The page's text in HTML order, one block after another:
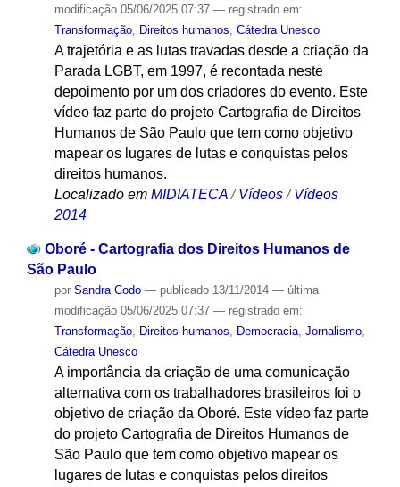
modificação05/06/2025 07:37 — registrado em:
Transformação, Direitos humanos Cátedra Unesco
A trajetória e as lutas travadas desde a criação da
Parada LGBT, em 1997, é recontada neste
depoimento por um dos criadores do evento. Este
vídeo faz parte do projeto Cartografia de Direitos
Humanos de São Paulo que tem como objetivo
mapear os lugares de lutas e conquistas pelos
direitos humanos.
Localizado em MIDIATECA /Vídeos /Vídeos
2014
Oboré - Cartografia dos Direitos Humanos de
São Paulo
por Sandra Codo — publicado13/11/2014 — última
modificação05/06/2025 07:37 — registrado em:
Transformação, Direitos humanos, Democracia, Jornalismo,
Cátedra Unesco
A importância da criação de uma comunicação
alternativa com os trabalhadores brasileiros foi o
objetivo de criação da Oboré. Este vídeo faz parte
do projeto Cartografia de Direitos Humanos de
São Paulo que tem como objetivo mapear os
lugares de lutas e conquistas pelos direitos